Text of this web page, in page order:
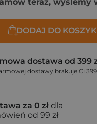
teraz, wyślemy
DODAJ DO
dostawa od 399
dostawy brakuje Ci
za 0 zł dla
od 99 zł